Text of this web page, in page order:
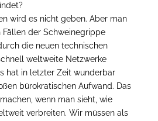
wird es nicht geben. Aber man
der Schweinegrippe
die neuen technischen
weltweite Netzwerke
hat in letzter Zeit wunderbar
bürokratischen Aufwand. Das
wenn man sieht, wie
verbreiten. Wir müssen als